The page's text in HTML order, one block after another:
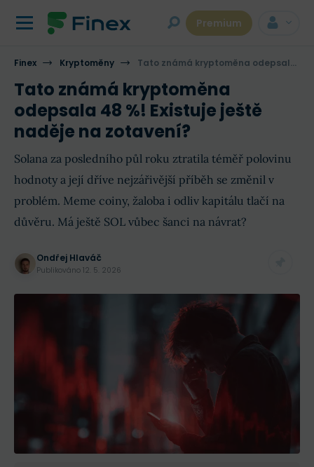
Premium
Finex Kryptoměny Tato známá kryptoměna odepsala 48 %! Existuje ještě naděje na zotavení?
Tato známá kryptoměna
odepsala 48 %! Existuje ještě
naděje na zotavení?
Solana za posledního půl roku ztratila téměř polovinu
hodnoty a její dříve nejzářivější příběh se změnil v
problém. Meme coiny, žaloba i odliv kapitálu tlačí na
důvěru. Má ještě SOL vůbec šanci na návrat?
Ondřej Hlaváč
Publikováno 12. 5. 2026